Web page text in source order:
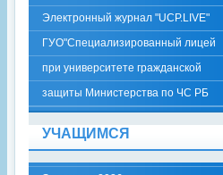
Электронный журнал "UCP.LIVE"
ГУО"Специализированный лицей
при университете гражданской
защиты Министерства по ЧС РБ
УЧАЩИМСЯ